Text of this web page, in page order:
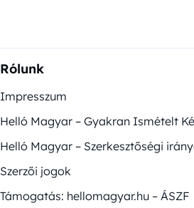
Rólunk
Impresszum
Helló Magyar – Gyakran Ismételt
Helló Magyar – Szerkesztőségi
Szerzői jogok
Támogatás: hellomagyar.hu – ÁSZF